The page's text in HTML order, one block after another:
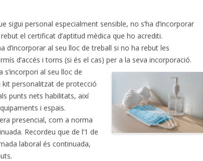
sigui personal especialment sensible, no s’ha d’incorporar
el certificat d’aptitud mèdica que ho acrediti.
d’incorporar al seu lloc de treball si no ha rebut les
d’accés i torns (si és el cas) per a la seva incorporació.
al seu lloc de
personalitzat de protecció
punts nets habilitats, així
i espais.
presencial, com a norma
Recordeu que de l’1 de
laboral és continuada,